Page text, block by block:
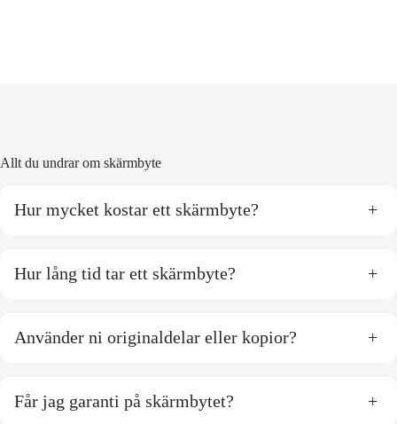
Allt du undrar om skärmbyte
Hur mycket kostar ett skärmbyte? +
Hur lång tid tar ett skärmbyte? +
Använder ni originaldelar eller kopior? +
Får jag garanti på skärmbytet? +